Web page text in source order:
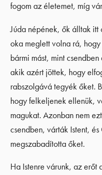
fogom az életemet, míg
Júda népének, ők álltak
oka meglett volna rá,
bármi mást, mint
akik azért jöttek, hogy
rabszolgává tegyék őket.
hogy felkeljenek ellenük,
magukat. Azonban nem
csendben, várták Istent,
megszabadította őket.
Ha Istenre várunk, az erőt